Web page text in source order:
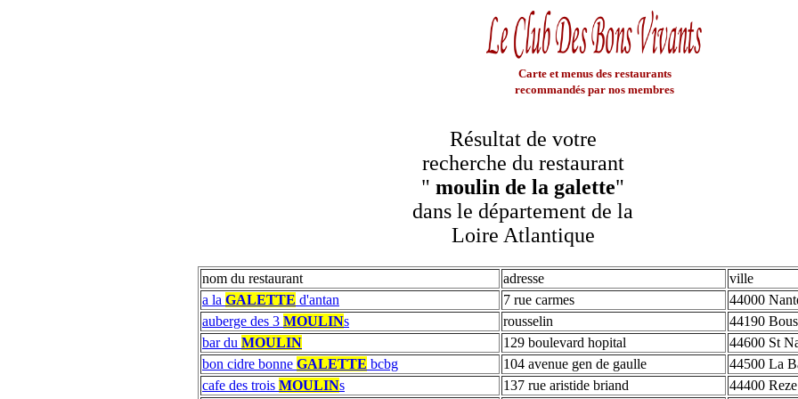
Carte et menus des restaurants
recommandés par nos membres
Résultat de votre
recherche du restaurant
" moulin de la galette"
dans le département de la
Loire Atlantique
nom du restaurant adresse
ville
a la GALETTE d'antan 7 rue carmes
44000
auberge des 3 MOULINs rousselin
44190
bar du MOULIN 129 boulevard hopital
44600 St
bon cidre bonne GALETTE bcbg 104 avenue gen de gaulle
44500 La
cafe des trois MOULINs 137 rue aristide briand
44400 Reze